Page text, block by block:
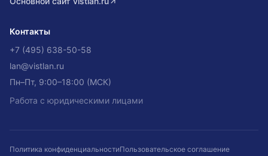
Контакты
+7 (495) 638-50-58
lan@vistlan.ru
Пн–Пт, 9:00–18:00 (МСК)
Работа с юридическими лицами
Политика конфиденциальностиПользовательское соглашение